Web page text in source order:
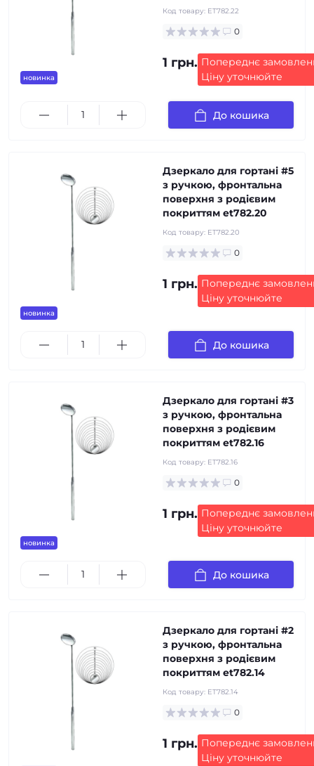
новинка
Код товару: ET782.22
0
1 грн. Попереднє
Ціну уточнюйте
До кошика
новинка
Дзеркало для гортані #5
з ручкою, фронтальна
поверхня з родієвим
покриттям et782.20
Код товару: ET782.20
0
1 грн. Попереднє
Ціну уточнюйте
До кошика
новинка
Дзеркало для гортані #3
з ручкою, фронтальна
поверхня з родієвим
покриттям et782.16
Код товару: ET782.16
0
1 грн. Попереднє
Ціну уточнюйте
До кошика
Дзеркало для гортані #2
з ручкою, фронтальна
поверхня з родієвим
покриттям et782.14
Код товару: ET782.14
0
1 грн. Попереднє
Ціну уточнюйте